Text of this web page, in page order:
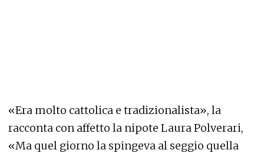
«Era molto cattolica e tradizionalista», la
racconta con affetto la nipote Laura Polverari,
«Ma quel giorno la spingeva al seggio quella